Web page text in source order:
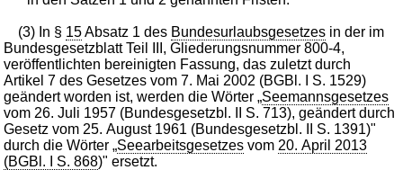
(3) In § 15Absatz 1 des Bundesurlaubsgesetzes in der im
Bundesgesetzblatt Teil III, Gliederungsnummer 800-4,
veröffentlichten bereinigten Fassung, das zuletzt durch
Artikel 7 des Gesetzes vom 7. Mai 2002 (BGBl. I S. 1529)
geändert worden ist, werden die Wörter „Seemannsgesetzes
vom 26. Juli 1957 (Bundesgesetzbl. II S. 713), geändert durch
Gesetz vom 25. August 1961 (Bundesgesetzbl. II S. 1391)"
durch die Wörter „Seearbeitsgesetzes vom 20. April 2013
(BGBl. I S. 868)" ersetzt.